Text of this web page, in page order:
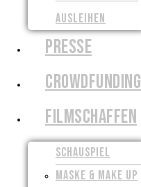
AUSLEIHEN
PRESSE
CROWDFUNDING
FILMSCHAFFEN
SCHAUSPIEL
MASKE & MAKE UP